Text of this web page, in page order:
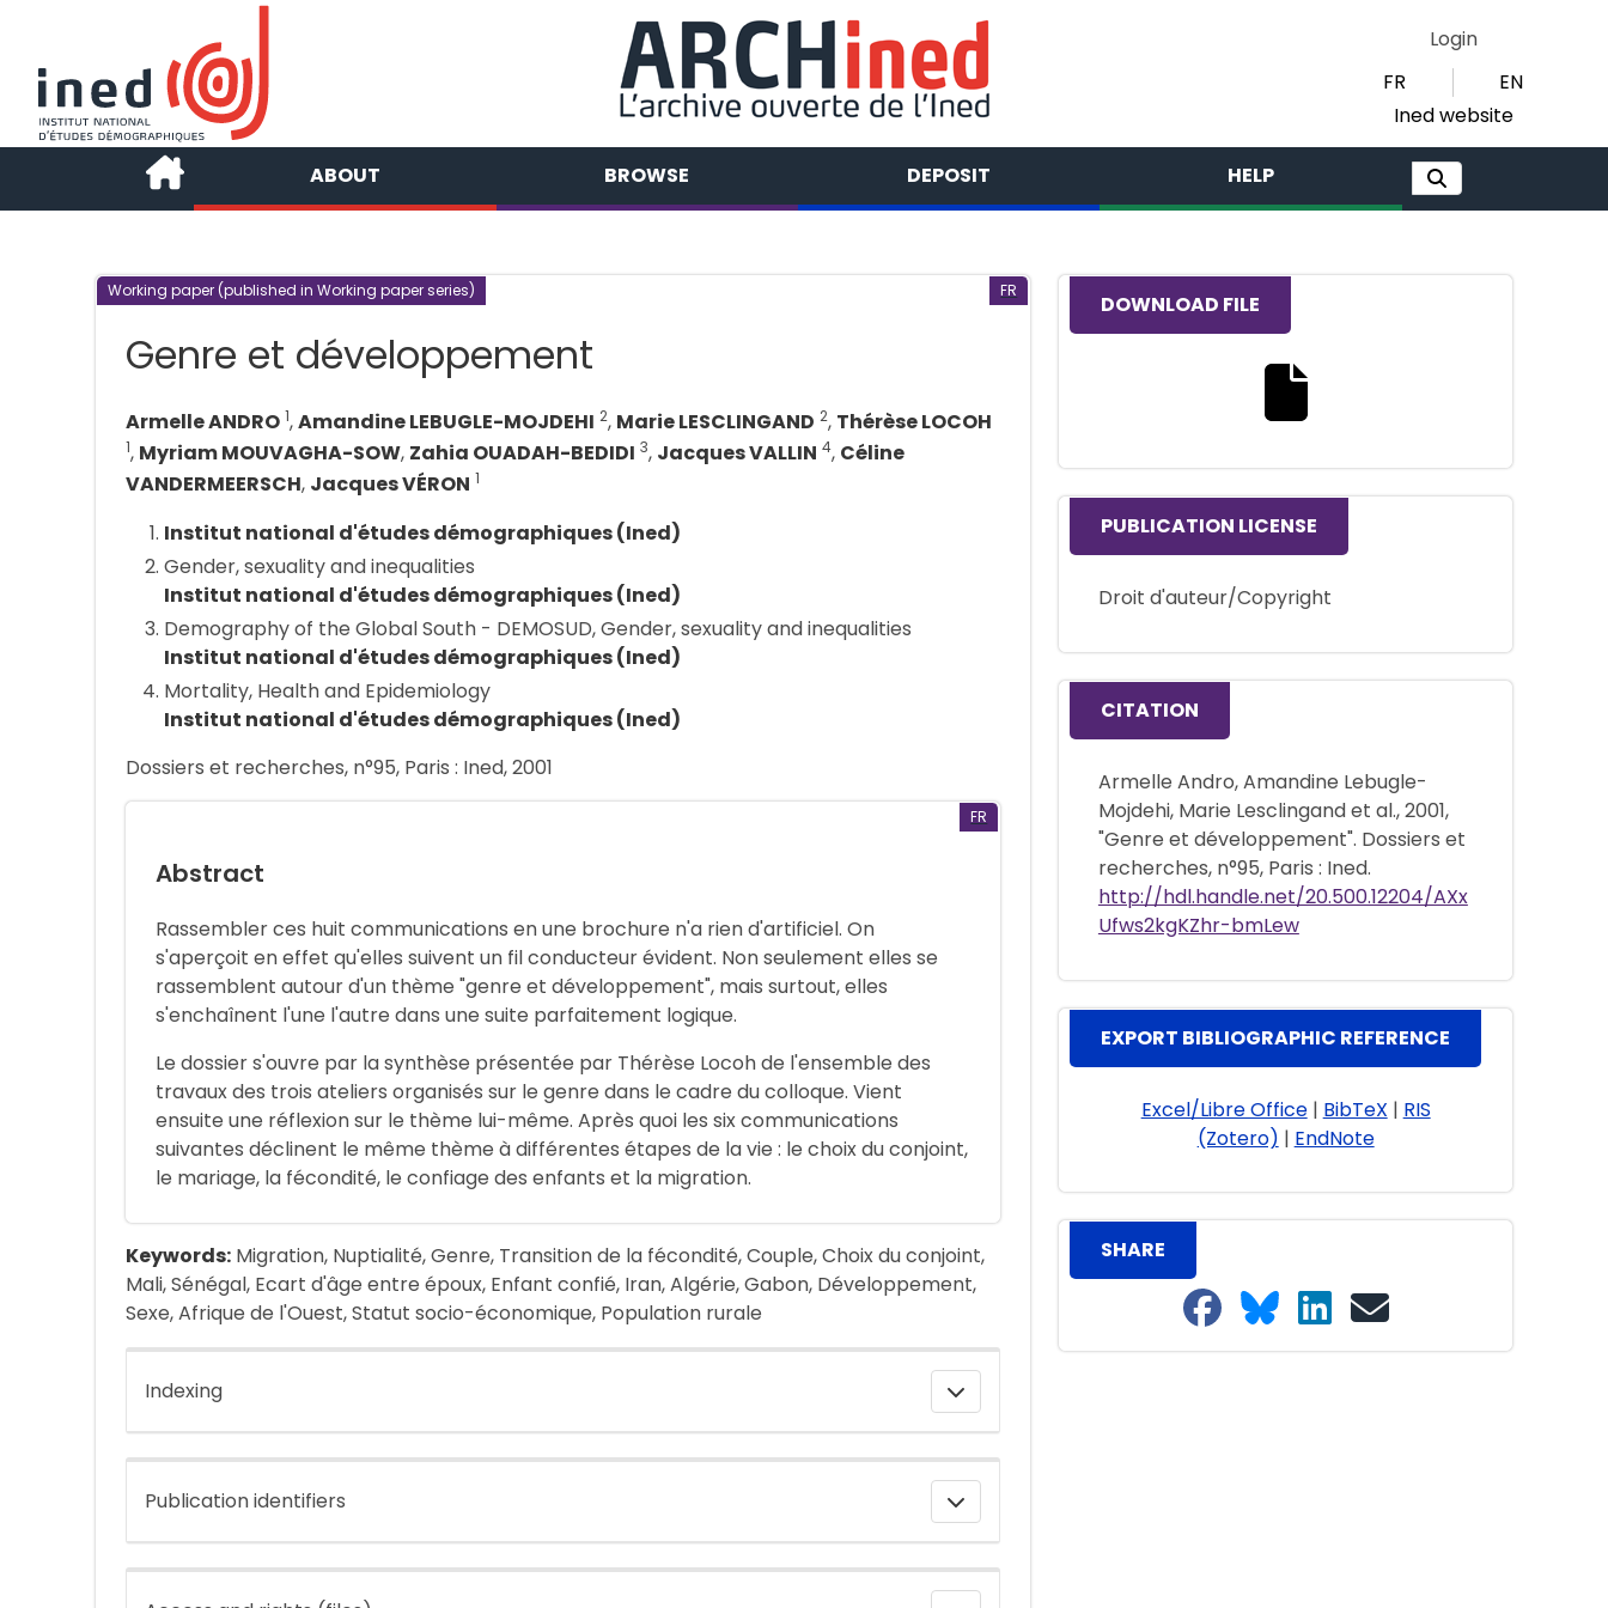
Login
FR
EN
Ined website
ABOUT BROWSE DEPOSIT HELP
Working paper (published in Working paper series) FR
Genre et développement
Armelle ANDRO 1,Amandine LEBUGLE-MOJDEHI 2, Marie LESCLINGAND 2, Thérèse LOCOH
1, Myriam MOUVAGHA-SOW, Zahia OUADAH-BEDIDI 3, Jacques VALLIN 4, Céline
VANDERMEERSCH, Jacques VÉRON 1
Institut national d'études démographiques (Ined)
Gender, sexuality and inequalities
Institut national d'études démographiques (Ined)
Demography of the Global South - DEMOSUD, Gender, sexuality and inequalities
Institut national d'études démographiques (Ined)
Mortality, Health and Epidemiology
Institut national d'études démographiques (Ined)
Dossiers et recherches, n°95, Paris : Ined, 2001
FR
Abstract
Rassembler ces huit communications en une brochure n'a rien d'artificiel. On
s'aperçoit en effet qu'elles suivent un fil conducteur évident. Non seulement elles se
rassemblent autour d'un thème "genre et développement", mais surtout, elles
s'enchaînent l'une l'autre dans une suite parfaitement logique.
Le dossier s'ouvre par la synthèse présentée par Thérèse Locoh de l'ensemble des
travaux des trois ateliers organisés sur le genre dans le cadre du colloque. Vient
ensuite une réflexion sur le thème lui-même. Après quoi les six communications
suivantes déclinent le même thème à différentes étapes de la vie : le choix du conjoint,
le mariage, la fécondité, le confiage des enfants et la migration.
Keywords: Migration, Nuptialité, Genre, Transition de la fécondité, Couple, Choix du conjoint,
Mali, Sénégal, Ecart d'âge entre époux, Enfant confié, Iran, Algérie, Gabon, Développement,
Sexe, Afrique de l'Ouest, Statut socio-économique, Population rurale
Indexing
Publication identifiers
DOWNLOAD FILE
PUBLICATION LICENSE
Droit d'auteur/Copyright
CITATION
Armelle Andro, Amandine Lebugle-
Mojdehi, Marie Lesclingand et al., 2001,
"Genre et développement". Dossiers et
recherches, n°95, Paris : Ined.
http://hdl.handle.net/20.500.12204/AXx
Ufws2kgKZhr-bmLew
EXPORT BIBLIOGRAPHIC REFERENCE
Excel/Libre Office| BibTeX | RIS
(Zotero) | EndNote
SHARE
Share on Facebook
Share on Bluesky
Share on LinkedIn
Share on email